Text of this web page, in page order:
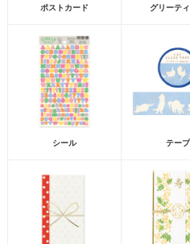
ポストカード グリーテ
シール テープ